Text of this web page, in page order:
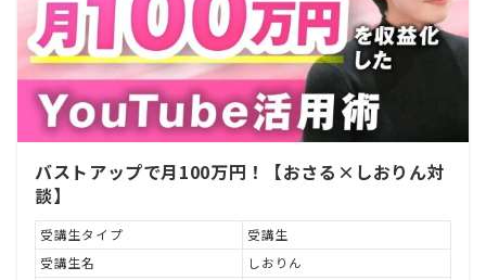
バストアップで月100万円！【おさる×しおりん対
談】
受講生タイプ
受講生
受講生名
しおりん